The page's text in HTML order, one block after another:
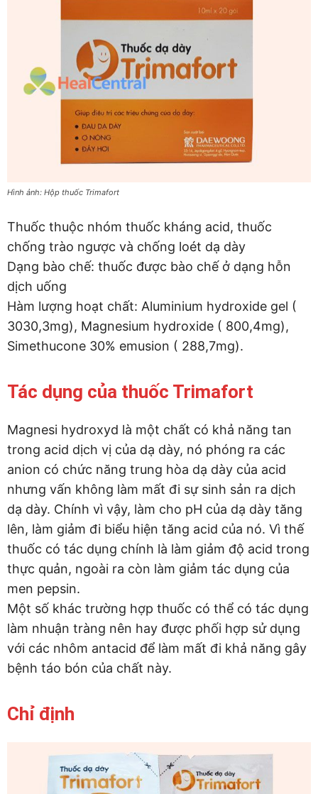
Hình ảnh: Hộp thuốc Trimafort
Thuốc thuộc nhóm thuốc kháng acid, thuốc
chống trào ngược và chống loét dạ dày
Dạng bào chế: thuốc được bào chế ở dạng hỗn
dịch uống
Hàm lượng hoạt chất: Aluminium hydroxide gel (
3030,3mg), Magnesium hydroxide ( 800,4mg),
Simethucone 30% emusion ( 288,7mg).
Tác dụng của thuốc Trimafort
Magnesi hydroxyd là một chất có khả năng tan
trong acid dịch vị của dạ dày, nó phóng ra các
anion có chức năng trung hòa dạ dày của acid
nhưng vấn không làm mất đi sự sinh sản ra dịch
dạ dày. Chính vì vậy, làm cho pH của dạ dày tăng
lên, làm giảm đi biểu hiện tăng acid của nó. Vì thế
thuốc có tác dụng chính là làm giảm độ acid trong
thực quản, ngoài ra còn làm giảm tác dụng của
men pepsin.
Một số khác trường hợp thuốc có thể có tác dụng
làm nhuận tràng nên hay được phối hợp sử dụng
với các nhôm antacid để làm mất đi khả năng gây
bệnh táo bón của chất này.
Chỉ định